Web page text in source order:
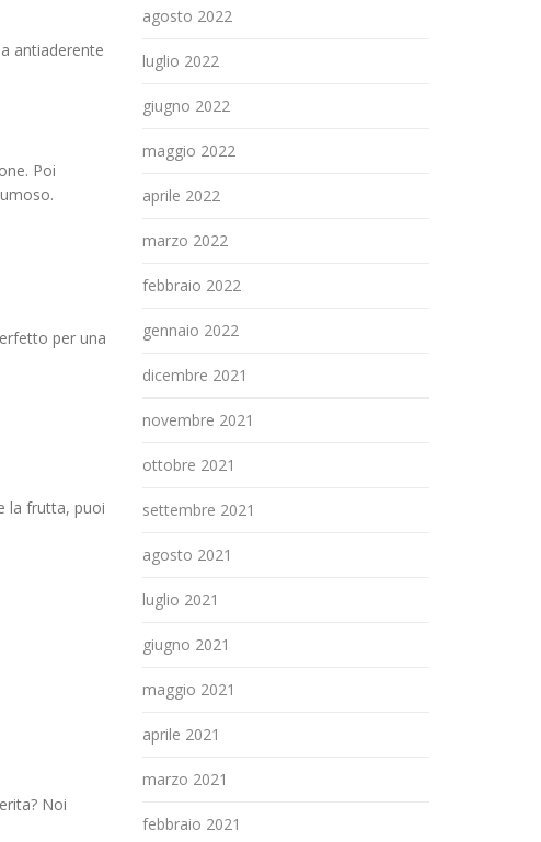
antiaderente
Poi
per una
la frutta, puoi
Noi
agosto 2022
luglio 2022
giugno 2022
maggio 2022
aprile 2022
marzo 2022
febbraio 2022
gennaio 2022
dicembre 2021
novembre 2021
ottobre 2021
settembre 2021
agosto 2021
luglio 2021
giugno 2021
maggio 2021
aprile 2021
marzo 2021
febbraio 2021